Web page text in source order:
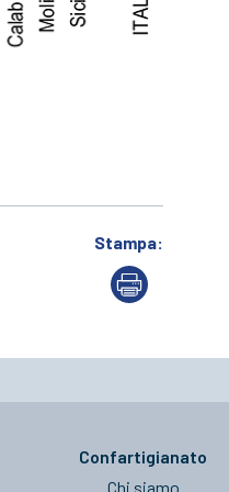
Stampa:
Confartigianato
Chi siamo